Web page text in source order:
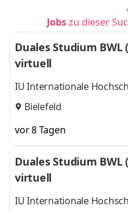
Jobszu dieser
Duales Studium BWL
virtuell
IU Internationale
Bielefeld
vor 8 Tagen
Duales Studium BWL
virtuell
IU Internationale